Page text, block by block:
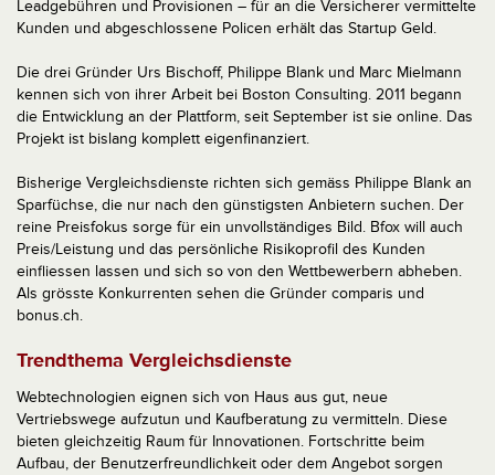
Leadgebühren und Provisionen – für an die Versicherer vermittelte
Kunden und abgeschlossene Policen erhält das Startup Geld.
Die drei Gründer Urs Bischoff, Philippe Blank und Marc Mielmann
kennen sich von ihrer Arbeit bei Boston Consulting. 2011 begann
die Entwicklung an der Plattform, seit September ist sie online. Das
Projekt ist bislang komplett eigenfinanziert.
Bisherige Vergleichsdienste richten sich gemäss Philippe Blank an
Sparfüchse, die nur nach den günstigsten Anbietern suchen. Der
reine Preisfokus sorge für ein unvollständiges Bild. Bfox will auch
Preis/Leistung und das persönliche Risikoprofil des Kunden
einfliessen lassen und sich so von den Wettbewerbern abheben.
Als grösste Konkurrenten sehen die Gründer comparis und
bonus.ch.
Trendthema Vergleichsdienste
Webtechnologien eignen sich von Haus aus gut, neue
Vertriebswege aufzutun und Kaufberatung zu vermitteln. Diese
bieten gleichzeitig Raum für Innovationen. Fortschritte beim
Aufbau, der Benutzerfreundlichkeit oder dem Angebot sorgen